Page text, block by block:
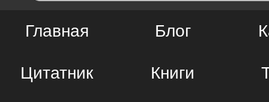
Главная Блог
Цитатник Книги